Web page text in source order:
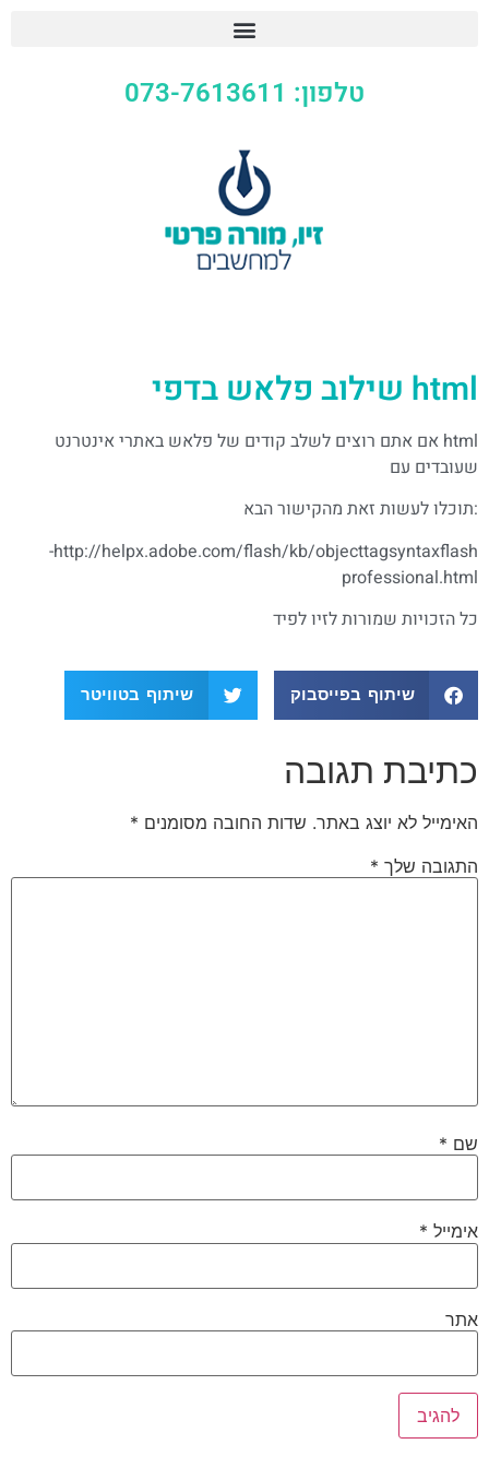
טלפון: 073-7613611
html שילוב פלאש בדפי
html אם אתם רוצים לשלב קודים של פלאש באתרי אינטרנט
שעובדים עם
:תוכלו לעשות זאת מהקישור הבא
http://helpx.adobe.com/flash/kb/object­tag­syntax­flash-
professional.html
כל הזכויות שמורות לזיו לפיד
שיתוף בפייסבוק שיתוף בטוויטר
כתיבת תגובה
האימייל לא יוצג באתר. שדות החובה מסומנים *
התגובה שלך *
שם *
אימייל *
אתר